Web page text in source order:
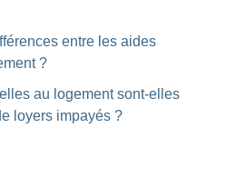
entre les aides
?
au logement sont-elles
loyers impayés ?